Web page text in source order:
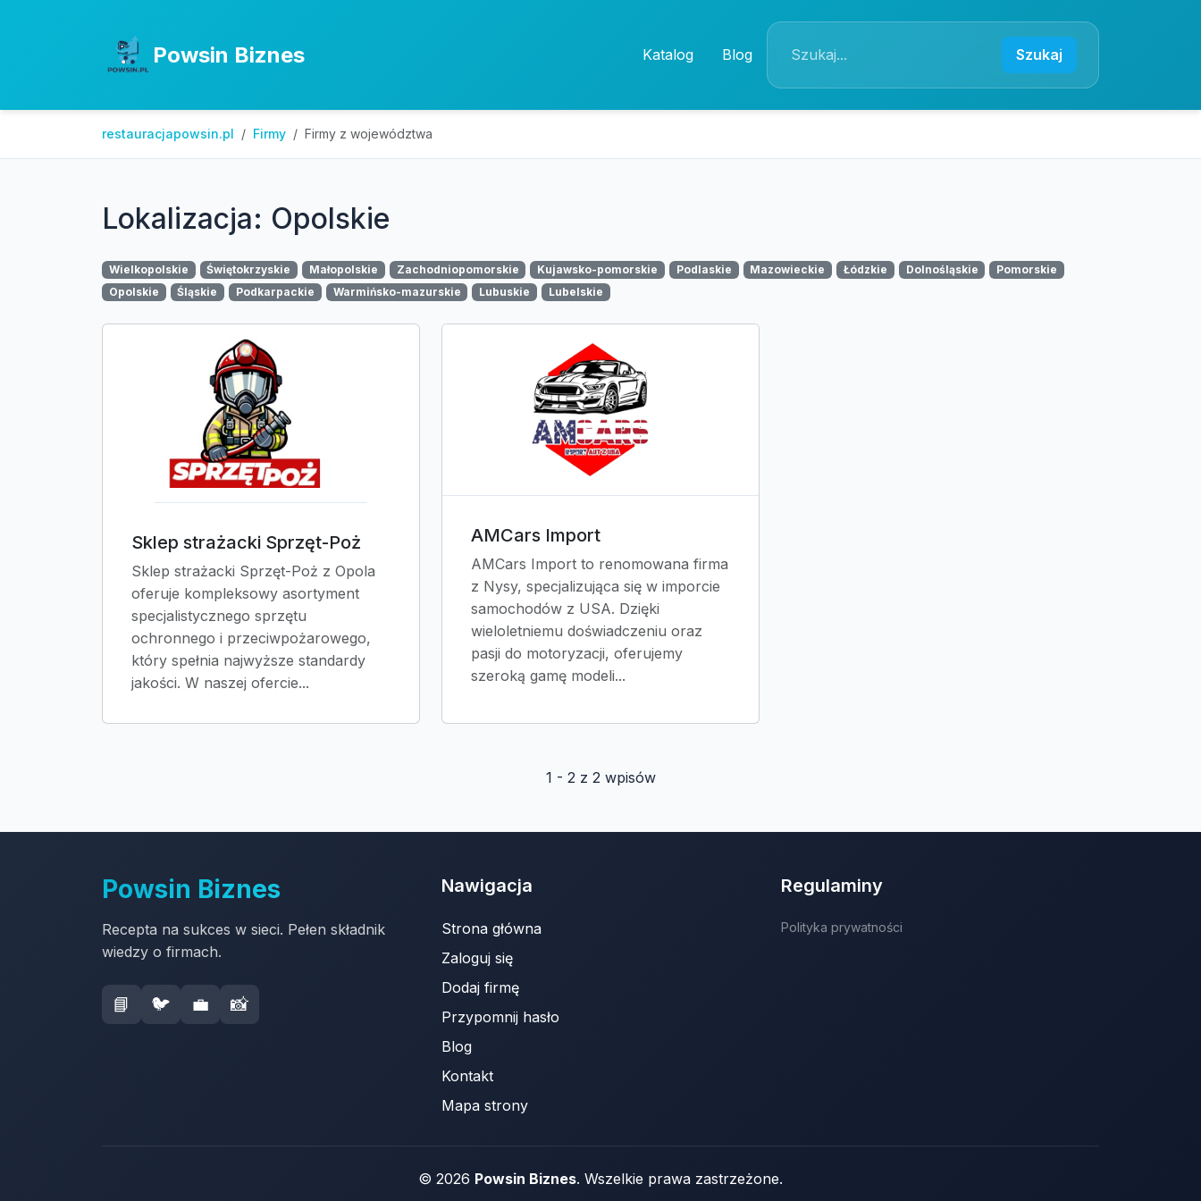
Powsin Biznes Katalog Blog Szukaj
restauracjapowsin.pl Firmy Firmy z województwa
Lokalizacja: Opolskie
Wielkopolskie Świętokrzyskie Małopolskie Zachodniopomorskie Kujawsko-pomorskie Podlaskie Mazowieckie Łódzkie Dolnośląskie
Pomorskie
Opolskie
Śląskie Podkarpackie Warmińsko-mazurskie Lubuskie Lubelskie
Sklep strażacki Sprzęt-Poż
Sklep strażacki Sprzęt-Poż z Opola
oferuje kompleksowy asortyment
specjalistycznego sprzętu
ochronnego i przeciwpożarowego,
który spełnia najwyższe standardy
jakości. W naszej ofercie...
AMCars Import
AMCars Import to renomowana firma
z Nysy, specjalizująca się w imporcie
samochodów z USA. Dzięki
wieloletniemu doświadczeniu oraz
pasji do motoryzacji, oferujemy
szeroką gamę modeli...
1 - 2 z 2 wpisów
Powsin Biznes
Recepta na sukces w sieci. Pełen składnik
wiedzy o firmach.
📘 🐦 💼 📸
Nawigacja
Strona główna
Zaloguj się
Dodaj firmę
Przypomnij hasło
Blog
Kontakt
Mapa strony
Regulaminy
Polityka prywatności
© 2026 Powsin Biznes. Wszelkie prawa zastrzeżone.